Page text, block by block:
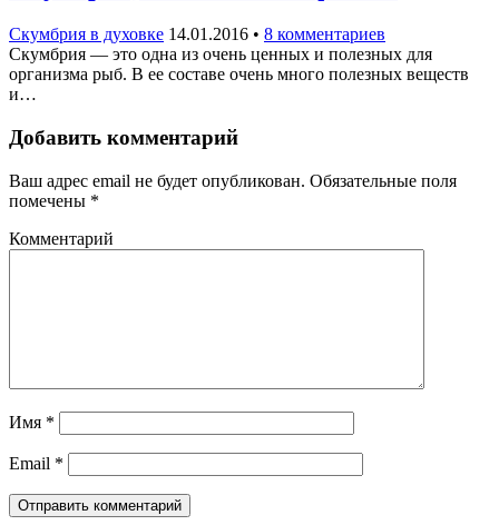
Скумбрия в духовке 14.01.2016 • 8 комментариев
Скумбрия — это одна из очень ценных и полезных для
организма рыб. В ее составе очень много полезных веществ
и…
Добавить комментарий
Ваш адрес email не будет опубликован. Обязательные поля
помечены *
Комментарий
Имя *
Email *